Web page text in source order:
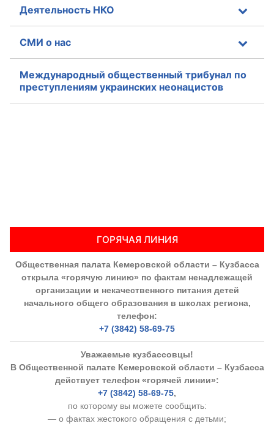
Деятельность НКО
СМИ о нас
Международный общественный трибунал по
преступлениям украинских неонацистов
ГОРЯЧАЯ ЛИНИЯ
Общественная палата Кемеровской области – Кузбасса
открыла «горячую линию» по фактам ненадлежащей
организации и некачественного питания детей
начального общего образования в школах региона,
телефон:
+7 (3842) 58-69-75
Уважаемые кузбассовцы!
В Общественной палате Кемеровской области – Кузбасса
действует телефон «горячей линии»:
+7 (3842) 58-69-75,
по которому вы можете сообщить:
— о фактах жестокого обращения с детьми;